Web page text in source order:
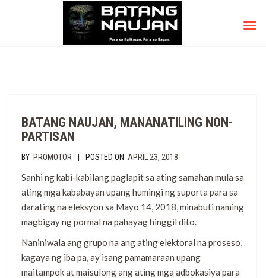
BATANG NAUJAN, MANANATILING NON-
PARTISAN
BY PROMOTOR | POSTED ON APRIL 23, 2018
Sanhi ng kabi-kabilang paglapit sa ating samahan mula sa
ating mga kababayan upang humingi ng suporta para sa
darating na eleksyon sa Mayo 14, 2018, minabuti naming
magbigay ng pormal na pahayag hinggil dito.
Naniniwala ang grupo na ang ating elektoral na proseso,
kagaya ng iba pa, ay isang pamamaraan upang
maitampok at maisulong ang ating mga adbokasiya para